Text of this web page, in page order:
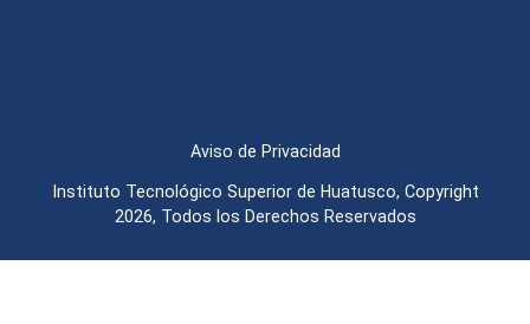
Aviso de Privacidad
Instituto Tecnológico Superior de Huatusco, Copyright
2026, Todos los Derechos Reservados